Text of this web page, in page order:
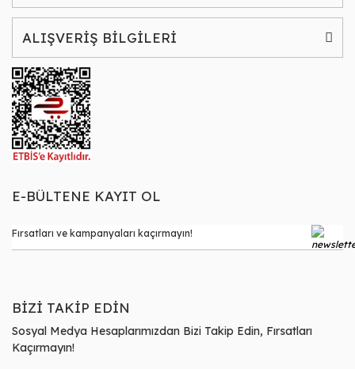
ALIŞVERİŞ BİLGİLERİ
E-BÜLTENE KAYIT OL
BİZİ TAKİP EDİN
Sosyal Medya Hesaplarımızdan Bizi Takip Edin, Fırsatları
Kaçırmayın!